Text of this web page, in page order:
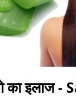
इलाज -